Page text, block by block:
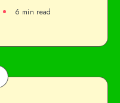
6 min read